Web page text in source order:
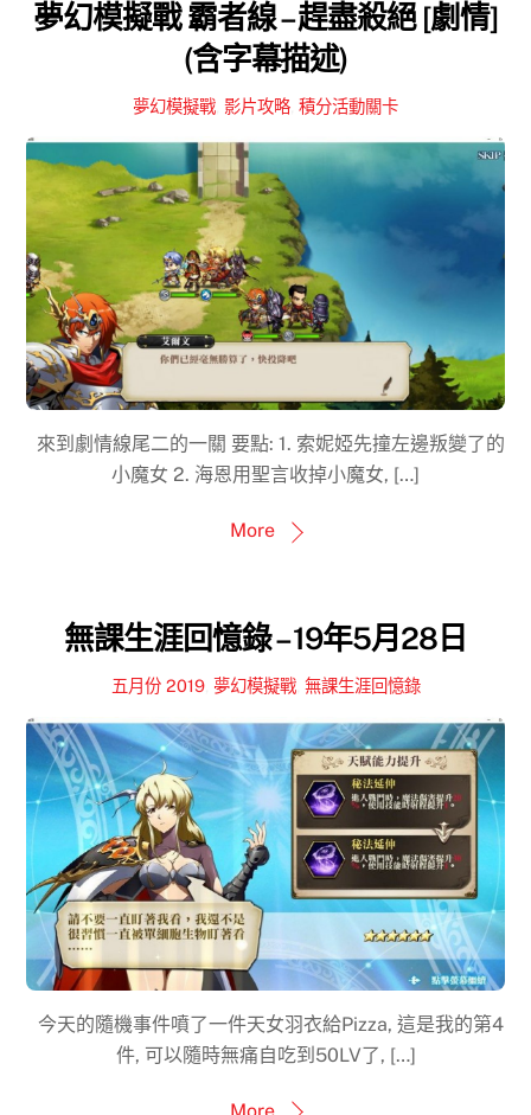
夢幻模擬戰 霸者線 – 趕盡殺絕 [劇情]
(含字幕描述)
夢幻模擬戰 影片攻略 積分活動關卡
來到劇情線尾二的一關 要點: 1. 索妮婭先撞左邊叛變了的
小魔女 2. 海恩用聖言收掉小魔女, […]
More
無課生涯回憶錄 – 19年5月28日
五月份 2019, 夢幻模擬戰, 無課生涯回憶錄
今天的隨機事件噴了一件天女羽衣給Pizza, 這是我的第4
件, 可以隨時無痛自吃到50LV了, […]
More